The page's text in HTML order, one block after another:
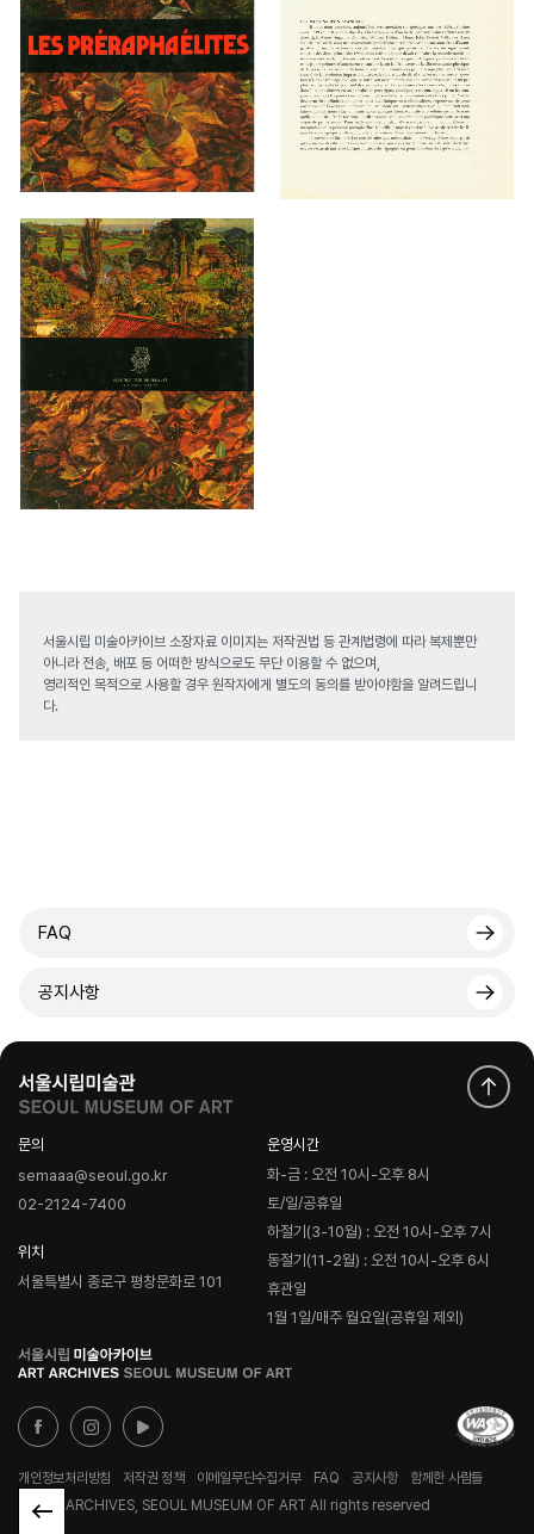
서울시립 미술아카이브 소장자료 이미지는 저작권법 등 관계법령에 따라 복제뿐만
아니라 전송, 배포 등 어떠한 방식으로도 무단 이용할 수 없으며,
영리적인 목적으로 사용할 경우 원작자에게 별도의 동의를 받아야함을 알려드립니
다.
FAQ
공지사항
문의
semaaa@seoul.go.kr
02-2124-7400
위치
서울특별시 종로구 평창문화로 101
운영시간
화-금 : 오전 10시-오후 8시
토/일/공휴일
하절기(3-10월) : 오전 10시-오후 7시
동절기(11-2월) : 오전 10시-오후 6시
휴관일
1월 1일/매주 월요일(공휴일 제외)
로
고
개인정보처리방침 저작권 정책 이메일무단수집거부 FAQ 공지사항
함께한 사람들
© ART ARCHIVES, SEOUL MUSEUM OF ART All rights reserved